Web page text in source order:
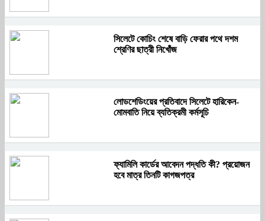
সিলেটে কোচিং শেষে বাড়ি ফেরার পথে দশম
শ্রেণির ছাত্রী নিখোঁজ
লোডশেডিংয়ের প্রতিবাদে সিলেটে হারিকেন-
মোমবাতি নিয়ে ব্যতিক্রমী কর্মসূচি
ফ্যামিলি কার্ডের আবেদন পদ্ধতি কী? প্রয়োজন
হবে মাত্র তিনটি কাগজপত্র